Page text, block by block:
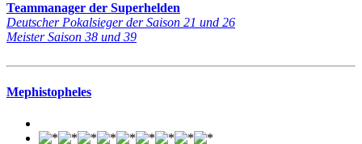
Teammanager der Superhelden
Deutscher Pokalsieger der Saison 21 und 26
Meister Saison 38 und 39
Mephistopheles